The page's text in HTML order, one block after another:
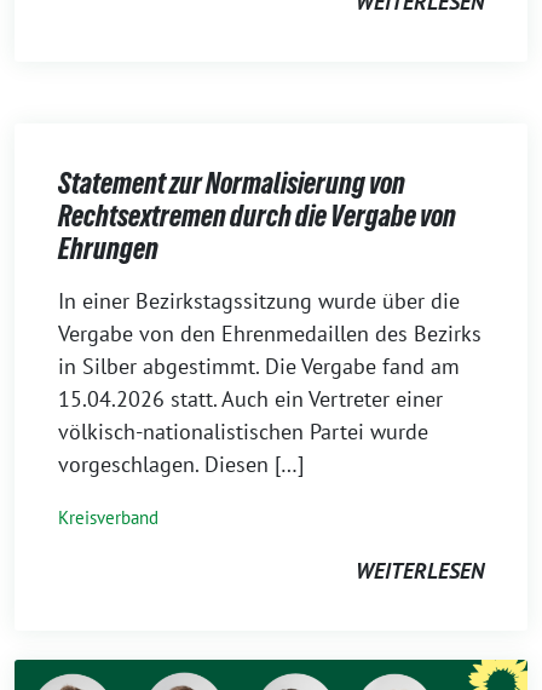
Statement zur Normalisierung von
Rechtsextremen durch die Vergabe von
Ehrungen
13.
Juni
2026
In einer Bezirkstagssitzung wurde über die
Vergabe von den Ehrenmedaillen des Bezirks
in Silber abgestimmt. Die Vergabe fand am
15.04.2026 statt. Auch ein Vertreter einer
völkisch-nationalistischen Partei wurde
vorgeschlagen. Diesen […]
Kreisverband
WEITERLESEN